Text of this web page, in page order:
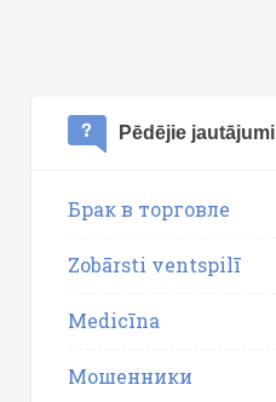
Pēdējie jautājumi
Брак в торговле
Zobārsti ventspilī
Medicīna
Мошенники